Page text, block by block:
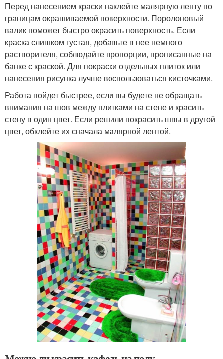
Перед нанесением краски наклейте малярную ленту по
границам окрашиваемой поверхности. Поролоновый
валик поможет быстро окрасить поверхность. Если
краска слишком густая, добавьте в нее немного
растворителя, соблюдайте пропорции, прописанные на
банке с краской. Для покраски отдельных плиток или
нанесения рисунка лучше воспользоваться кисточками.
Работа пойдет быстрее, если вы будете не обращать
внимания на шов между плитками на стене и красить
стену в один цвет. Если решили покрасить швы в другой
цвет, обклейте их сначала малярной лентой.